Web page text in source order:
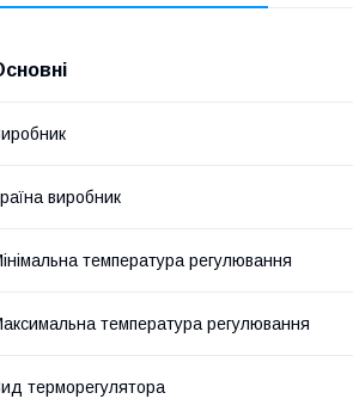
виробник
температура регулювання
температура регулювання
терморегулятора